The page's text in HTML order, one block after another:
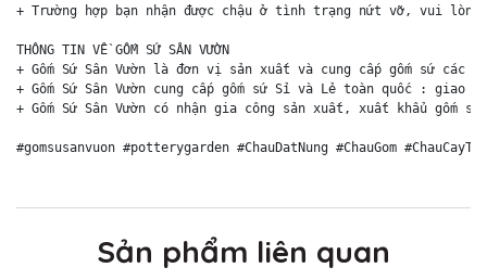
+ Trường hợp bạn nhận được chậu ở tình trạng nứt vỡ, vui lòng
THÔNG TIN VỀ GỐM SỨ SÂN VƯỜN
+ Gốm Sứ Sân Vườn là đơn vị sản xuất và cung cấp gốm sứ
+ Gốm Sứ Sân Vườn cung cấp gốm sứ Sỉ và Lẻ toàn quốc :
+ Gốm Sứ Sân Vườn có nhận gia công sản xuất, xuất khẩu gốm sứ
#gomsusanvuon #potterygarden #ChauDatNung #ChauGom
Sản phẩm liên quan